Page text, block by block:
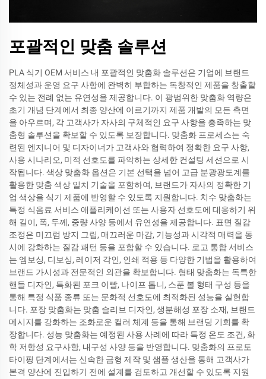
포괄적인 맞춤 솔루션
PLA 식기 OEM 서비스 내 포괄적인 맞춤화 솔루션은 기업에 브랜드
정체성과 운영 요구 사항에 완벽히 부합하는 독창적인 제품을 창출할
수 있는 전례 없는 유연성을 제공합니다. 이 광범위한 맞춤화 역량은
초기 개념 단계에서 최종 양산에 이르기까지 제품 개발의 모든 측면
을 아우르며, 각 고객사가 자사의 구체적인 요구 사항을 충족하는 맞
춤형 솔루션을 확보할 수 있도록 보장합니다. 맞춤화 프로세스는 숙
련된 엔지니어 및 디자이너가 고객사와 협력하여 정확한 요구 사항,
사용 시나리오, 미적 선호도를 파악하는 상세한 컨설팅 세션으로 시
작됩니다. 색상 맞춤화 옵션은 기본 선택을 넘어 고급 분광광도계를
활용한 맞춤 색상 일치 기술을 포함하여, 브랜드가 자사의 정확한 기
업 색상을 식기 제품에 반영할 수 있도록 지원합니다. 치수 맞춤화는
특정 식음료 서비스 애플리케이션 또는 사용자 선호도에 대응하기 위
해 길이, 폭, 두께, 중량 사양 등에서 유연성을 제공합니다. 표면 질감
조정은 미끄럼 방지 그립, 매끄러운 마감, 기능성과 시각적 매력을 동
시에 강화하는 질감 패턴 등을 포함할 수 있습니다. 로고 통합 서비스
는 엠보싱, 디보싱, 레이저 각인, 인쇄 적용 등 다양한 기법을 활용하여
브랜드 가시성과 전문적인 외관을 확보합니다. 형태 맞춤화는 독특한
핸들 디자인, 특화된 포크 이빨, 나이프 톱니, 스푼 볼 형태 구성 등을
통해 특정 식품 종류 또는 문화적 선호도에 최적화된 성능을 실현합
니다. 포장 맞춤화는 맞춤 슬리브 디자인, 생분해성 포장 소재, 브랜드
메시지를 강화하는 조화로운 컬러 체계 등을 통해 브랜딩 기회를 확
장합니다. 성능 맞춤화는 예정된 사용 사례에 따라 특정 온도 조건, 화
학 저항성 요구사항, 내구성 사양 등을 반영합니다. 맞춤화의 프로토
타이핑 단계에서는 신속한 금형 제작 및 샘플 생산을 통해 고객사가
본격 양산에 진입하기 전에 설계를 검토하고 개선할 수 있도록 지원